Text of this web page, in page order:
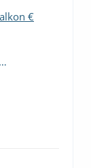
€